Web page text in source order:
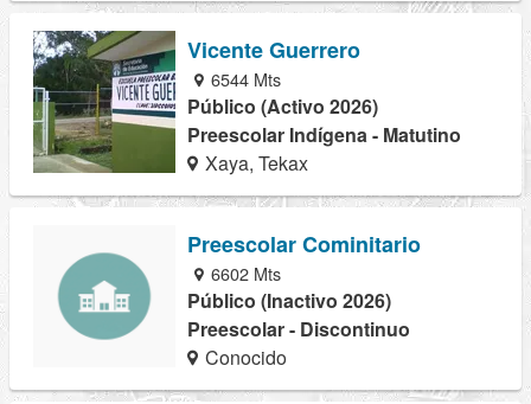
Vicente Guerrero
6544 Mts
Público (Activo 2026)
Preescolar Indígena - Matutino
Xaya, Tekax
Preescolar Cominitario
6602 Mts
Público (Inactivo 2026)
Preescolar - Discontinuo
Conocido